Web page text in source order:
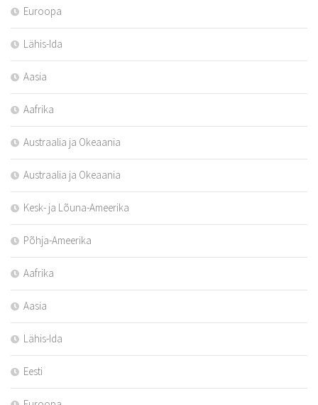
Euroopa
Lähis-Ida
Aasia
Aafrika
Austraalia ja Okeaania
Austraalia ja Okeaania
Kesk- ja Lõuna-Ameerika
Põhja-Ameerika
Aafrika
Aasia
Lähis-Ida
Eesti